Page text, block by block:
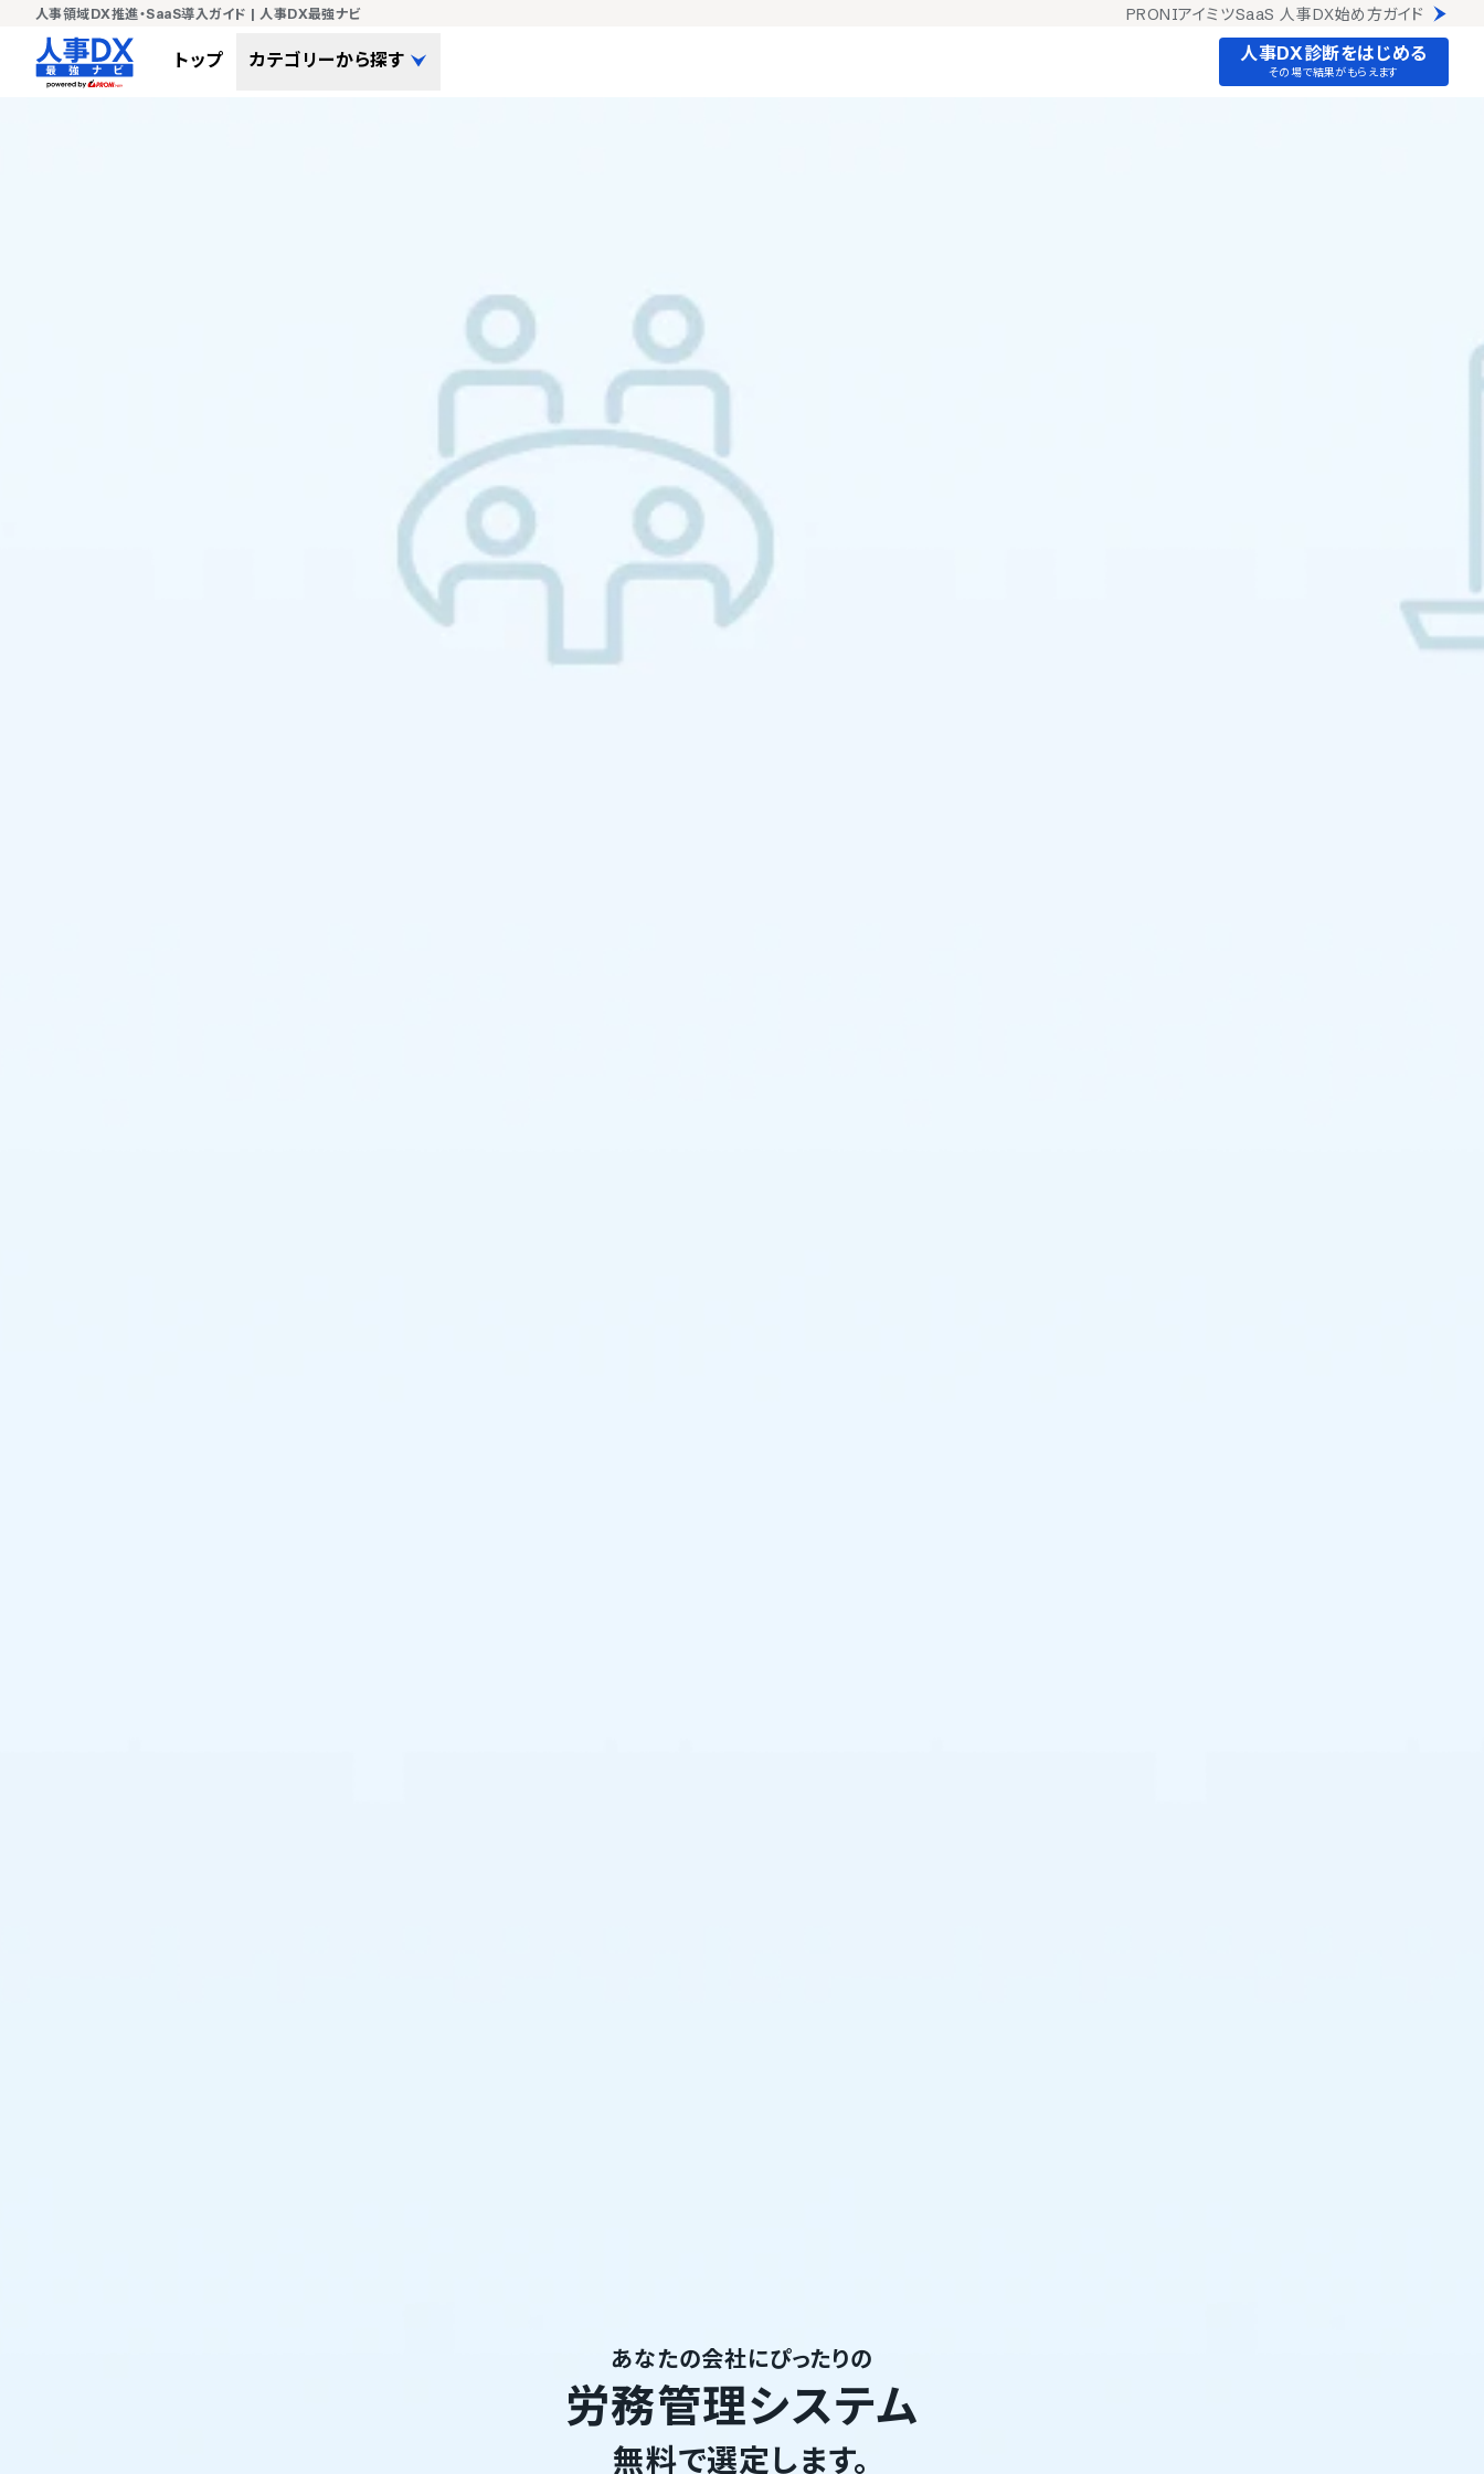
人事領域DX推進・SaaS導入ガイド | 人事DX最強ナビ PRONIアイミツSaaS 人事DX始め方ガイド
トップ カテゴリーから探す 人事DX診断をはじめる
その場で結果がもらえます
あなたの会社にぴったりの
労務管理システム
無料で選定します。